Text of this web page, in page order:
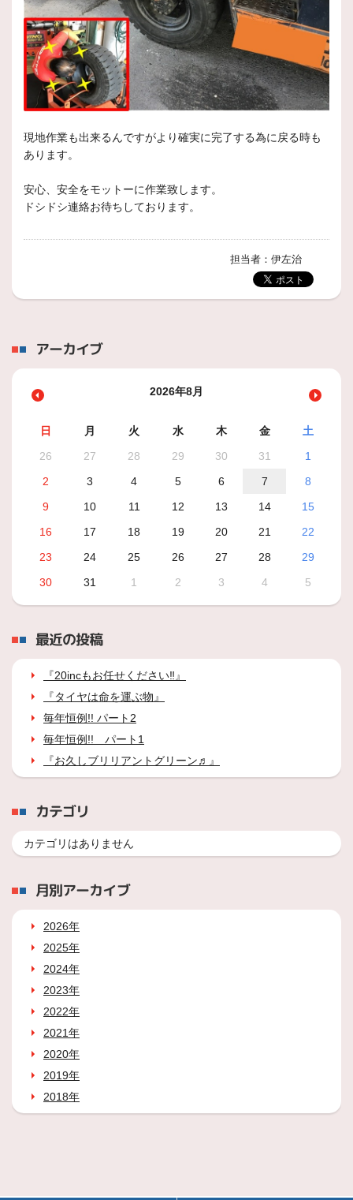
現地作業も出来るんですがより確実に完了する為に戻る時も
あります。
安心、安全をモットーに作業致します。
ドシドシ連絡お待ちしております。
担当者：伊左治
アーカイブ
2026年8月
日 月 火 水 木 金
土
26
27 28 29 30 31
1
2
3 4 5 6 7
8
9
10 11 12 13 14
15
16
17 18 19 20 21
22
23
24 25 26 27 28
29
30
31 1 2 3 4 5
最近の投稿
『20incもお任せください‼』
『タイヤは命を運ぶ物』
毎年恒例!! パート2
毎年恒例!! パート1
『お久しブリリアントグリーン♬』
カテゴリ
カテゴリはありません
月別アーカイブ
2026年
2025年
2024年
2023年
2022年
2021年
2020年
2019年
2018年